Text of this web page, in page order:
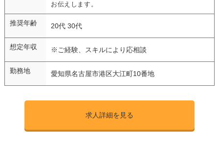
お伝えします。
推奨年齢 20代 30代
想定年収 ※ご経験、スキルにより応相談
勤務地 愛知県名古屋市港区大江町10番地
求人詳細を見る